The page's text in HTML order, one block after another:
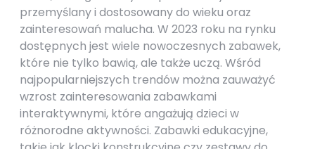
przemyślany i dostosowany do wieku oraz
zainteresowań malucha. W 2023 roku na rynku
dostępnych jest wiele nowoczesnych zabawek,
które nie tylko bawią, ale także uczą. Wśród
najpopularniejszych trendów można zauważyć
wzrost zainteresowania zabawkami
interaktywnymi, które angażują dzieci w
różnorodne aktywności. Zabawki edukacyjne,